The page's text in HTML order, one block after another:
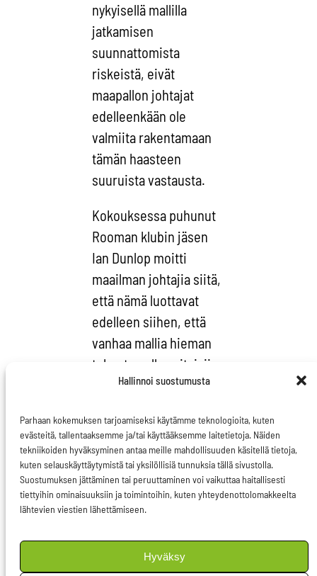
Hallinnoi suostumusta
Parhaan kokemuksen tarjoamiseksi käytämme teknologioita, kuten
evästeitä, tallentaaksemme ja/tai käyttääksemme laitetietoja. Näiden
tekniikoiden hyväksyminen antaa meille mahdollisuuden käsitellä tietoja,
kuten selauskäyttäytymistä tai yksilöllisiä tunnuksia tällä sivustolla.
Suostumuksen jättäminen tai peruuttaminen voi vaikuttaa haitallisesti
tiettyihin ominaisuuksiin ja toimintoihin, kuten yhteydenottolomakkeelta
lähtevien viestien lähettämiseen.
Hyväksy
nykyisellä mallilla
jatkamisen
suunnattomista
riskeistä, eivät
maapallon johtajat
edelleenkään ole
valmiita rakentamaan
tämän haasteen
suuruista vastausta.
Kokouksessa puhunut
Rooman klubin jäsen
Ian Dunlop moitti
maailman johtajia siitä,
että nämä luottavat
edelleen siihen, että
vanhaa mallia hieman
tehostamalla voitaisiin
ratkaista
esittämä haaste, kun
haasteen mittainen
vastaus edellyttäisi
täysin uudenlaisia
tuotannon,
elämisen mallien